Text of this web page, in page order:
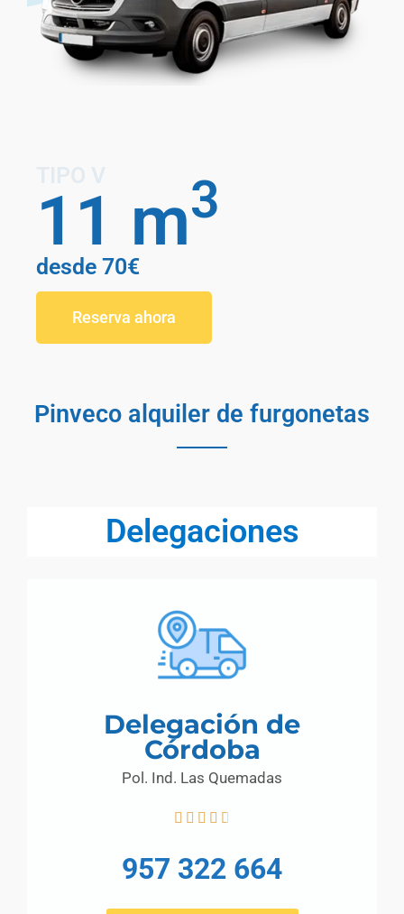
11 m3
desde 70€
Reserva ahora
Pinveco alquiler de furgonetas
Delegaciones
Delegación de
Córdoba
Pol. Ind. Las Quemadas
    
957 322 664